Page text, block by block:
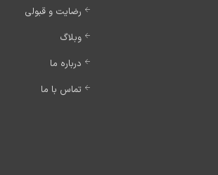
رضایت و قبولی
وبلاگ
درباره ما
تماس با ما